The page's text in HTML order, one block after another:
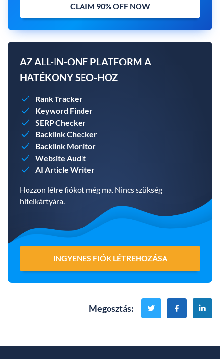
CLAIM 90% OFF NOW
AZ ALL-IN-ONE PLATFORM A
HATÉKONY SEO-HOZ
Rank Tracker
Keyword Finder
SERP Checker
Backlink Checker
Backlink Monitor
Website Audit
AI Article Writer
Hozzon létre fiókot még ma. Nincs szükség
hitelkártyára.
INGYENES FIÓK LÉTREHOZÁSA
Megosztás: